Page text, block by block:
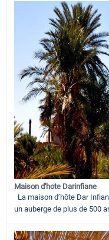
Maison d'hote Darinfiane
La maison d’hôte Dar
un auberge de plus de 500